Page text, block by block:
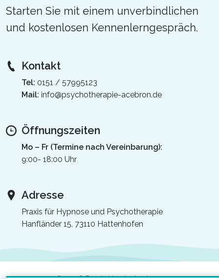
Starten Sie mit einem unverbindlichen
und kostenlosen Kennenlerngespräch.
Kontakt
Tel: 0151 / 57995123
Mail: info@psychotherapie-acebron.de
Öffnungszeiten
Mo – Fr (Termine nach Vereinbarung):
9:00- 18:00 Uhr
Adresse
Praxis für Hypnose und Psychotherapie
Hanfländer 15, 73110 Hattenhofen